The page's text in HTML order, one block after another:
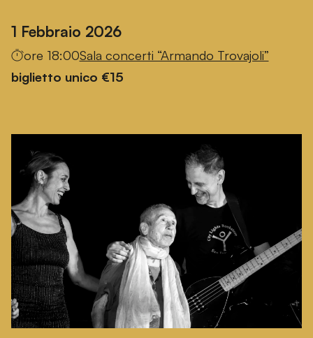
1 Febbraio 2026
ore 18:00Sala concerti “Armando Trovajoli”
biglietto unico €15